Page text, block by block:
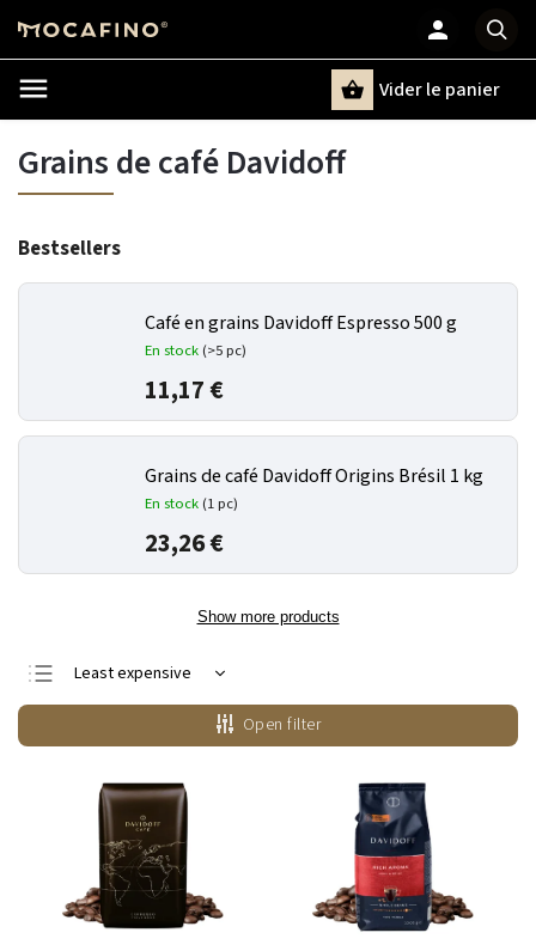
Chercher
Vider le panier
Grains de café Davidoff
Bestsellers
Café en grains Davidoff Espresso 500 g
En stock (>5 pc)
11,17 €
Grains de café Davidoff Origins Brésil 1 kg
En stock (1 pc)
23,26 €
Show more products
Least expensive
Most expensive
Bestsellers
Alphabetically
Open filter